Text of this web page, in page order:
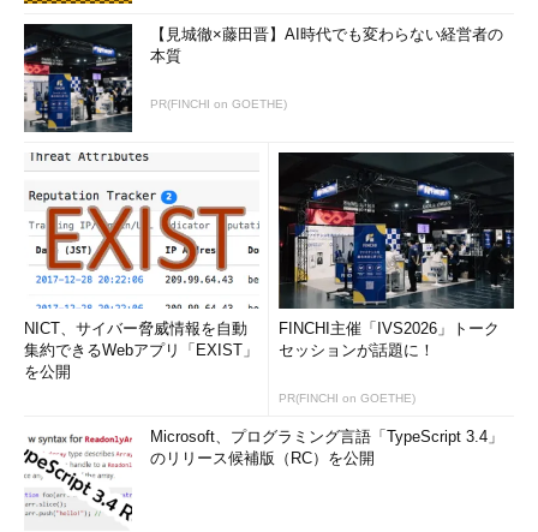
【見城徹×藤田晋】AI時代でも変わらない経営者の
本質
PR(FINCHI on GOETHE)
NICT、サイバー脅威情報を自動
集約できるWebアプリ「EXIST」
を公開
FINCHI主催「IVS2026」トーク
セッションが話題に！
PR(FINCHI on GOETHE)
Microsoft、プログラミング言語「TypeScript 3.4」
のリリース候補版（RC）を公開